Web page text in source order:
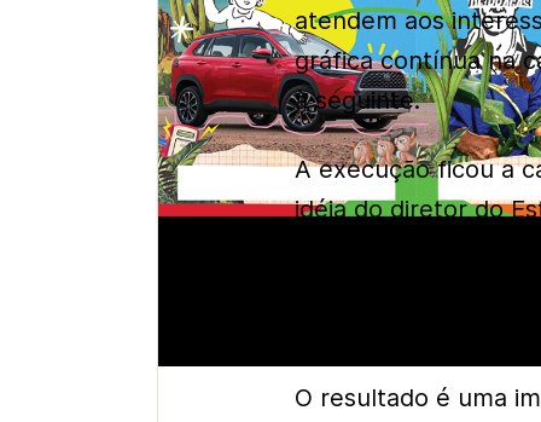
atendem aos
gráfica contínua na
à seguinte.
A execução ficou a
idéia do diretor do
O resultado é uma